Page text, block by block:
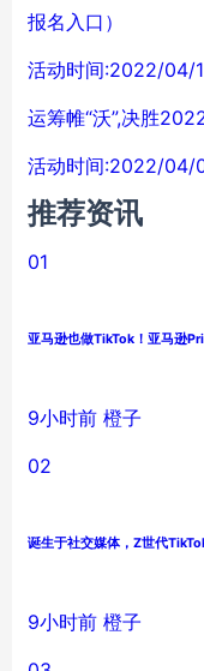
报名入口）
活动时间:2022/04/
运筹帷“沃”,决胜
活动时间:2022/04/
推荐资讯
01
亚马逊也做TikTok！亚马逊
9小时前 橙子
02
诞生于社交媒体，Z世代
9小时前 橙子